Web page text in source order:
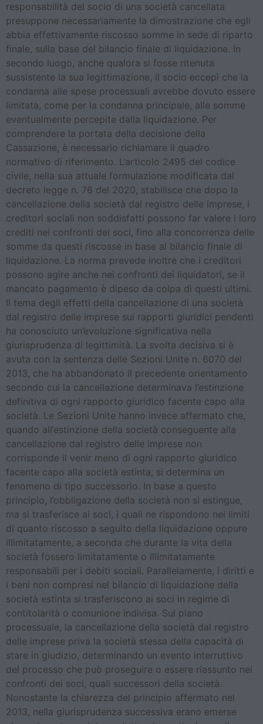
responsabilità del socio di una società cancellata
presuppone necessariamente la dimostrazione che egli
abbia effettivamente riscosso somme in sede di riparto
finale, sulla base del bilancio finale di liquidazione. In
secondo luogo, anche qualora si fosse ritenuta
sussistente la sua legittimazione, il socio eccepì che la
condanna alle spese processuali avrebbe dovuto essere
limitata, come per la condanna principale, alle somme
eventualmente percepite dalla liquidazione. Per
comprendere la portata della decisione della
Cassazione, è necessario richiamare il quadro
normativo di riferimento. L’articolo 2495 del codice
civile, nella sua attuale formulazione modificata dal
decreto legge n. 76 del 2020, stabilisce che dopo la
cancellazione della società dal registro delle imprese, i
creditori sociali non soddisfatti possono far valere i loro
crediti nei confronti dei soci, fino alla concorrenza delle
somme da questi riscosse in base al bilancio finale di
liquidazione. La norma prevede inoltre che i creditori
possono agire anche nei confronti dei liquidatori, se il
mancato pagamento è dipeso da colpa di questi ultimi.
Il tema degli effetti della cancellazione di una società
dal registro delle imprese sui rapporti giuridici pendenti
ha conosciuto un’evoluzione significativa nella
giurisprudenza di legittimità. La svolta decisiva si è
avuta con la sentenza delle Sezioni Unite n. 6070 del
2013, che ha abbandonato il precedente orientamento
secondo cui la cancellazione determinava l’estinzione
definitiva di ogni rapporto giuridico facente capo alla
società. Le Sezioni Unite hanno invece affermato che,
quando all’estinzione della società conseguente alla
cancellazione dal registro delle imprese non
corrisponde il venir meno di ogni rapporto giuridico
facente capo alla società estinta, si determina un
fenomeno di tipo successorio. In base a questo
principio, l’obbligazione della società non si estingue,
ma si trasferisce ai soci, i quali ne rispondono nei limiti
di quanto riscosso a seguito della liquidazione oppure
illimitatamente, a seconda che durante la vita della
società fossero limitatamente o illimitatamente
responsabili per i debiti sociali. Parallelamente, i diritti e
i beni non compresi nel bilancio di liquidazione della
società estinta si trasferiscono ai soci in regime di
contitolarità o comunione indivisa. Sul piano
processuale, la cancellazione della società dal registro
delle imprese priva la società stessa della capacità di
stare in giudizio, determinando un evento interruttivo
del processo che può proseguire o essere riassunto nei
confronti dei soci, quali successori della società.
Nonostante la chiarezza del principio affermato nel
2013, nella giurisprudenza successiva erano emerse